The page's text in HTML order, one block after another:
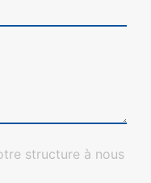
structure à nous